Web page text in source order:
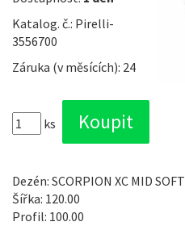
Katalog. č.: Pirelli-
3556700
Záruka (v měsících): 24
ks
Dezén: SCORPION XC MID SOFT
Šířka: 120.00
Profil: 100.00